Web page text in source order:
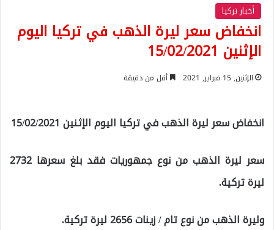
أخبار تركيا
انخفاض سعر ليرة الذهب في تركيا اليوم
الإثنين 15/02/2021
الإثنين, 15 فبراير, 2021 أقل من دقيقة
انخفاض سعر ليرة الذهب في تركيا اليوم الإثنين 15/02/2021
سعر ليرة الذهب من نوع جمهوريات فقد بلغ سعرها 2732
ليرة تركية.
وليرة الذهب من نوع تام / زينات 2656 ليرة تركية.